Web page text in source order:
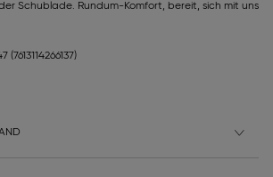
Schublade. Rundum-Komfort, bereit, sich mit uns
(7613114266137)